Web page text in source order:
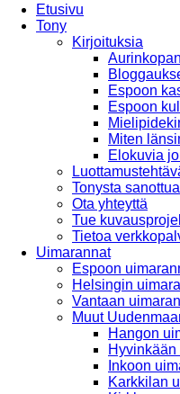
Etusivu
Tony
Kirjoituksia
Espoon
Espoon
Miten
Elokuvia
Tonysta sanottua
Ota yhteyttä
Tue
Tietoa
Uimarannat
Espoon
Helsingin
Vantaan
Muut
Hangon
Inkoon
Karkkilan